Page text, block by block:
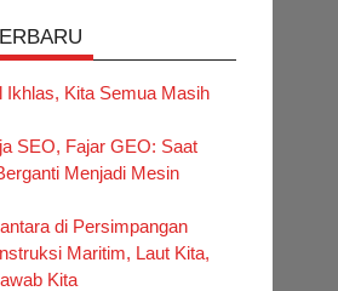
Ikhlas, Kita Semua Masih
SEO, Fajar GEO: Saat
Menjadi Mesin
di Persimpangan
Maritim, Laut Kita,
Kita